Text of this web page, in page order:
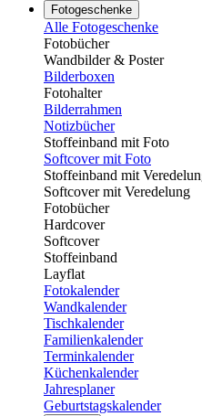
Fotogeschenke
Alle Fotogeschenke
Fotobücher
Wandbilder & Poster
Bilderboxen
Fotohalter
Bilderrahmen
Notizbücher
Stoffeinband mit Foto
Softcover mit Foto
Stoffeinband mit
Softcover mit Veredelung
Fotobücher
Hardcover
Softcover
Stoffeinband
Layflat
Fotokalender
Wandkalender
Tischkalender
Familienkalender
Terminkalender
Küchenkalender
Jahresplaner
Geburtstagskalender